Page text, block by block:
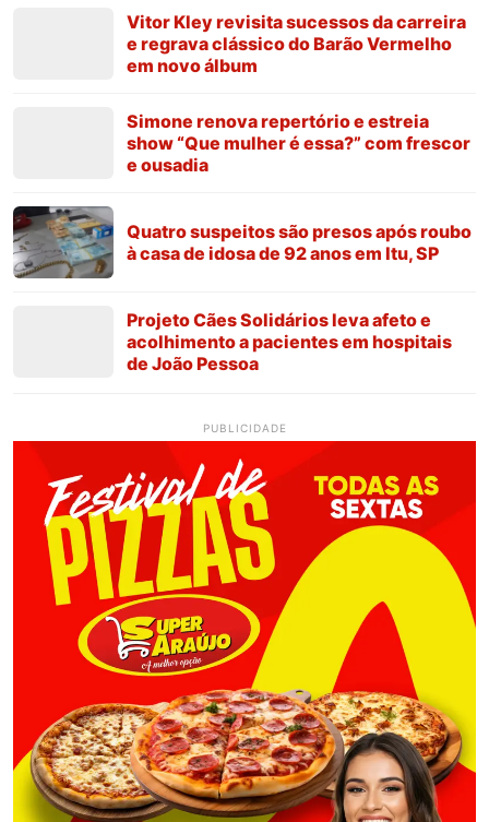
Vitor Kley revisita sucessos da carreira
e regrava clássico do Barão Vermelho
em novo álbum
Simone renova repertório e estreia
show “Que mulher é essa?” com frescor
e ousadia
Quatro suspeitos são presos após roubo
à casa de idosa de 92 anos em Itu, SP
Projeto Cães Solidários leva afeto e
acolhimento a pacientes em hospitais
de João Pessoa
PUBLICIDADE